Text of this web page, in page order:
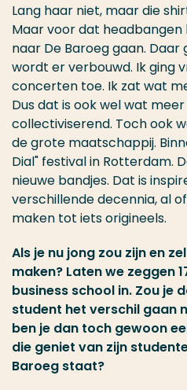
Lang haar niet, maar die
Maar voor dat headbangen
naar De Baroeg gaan.
wordt er verbouwd. Ik ging
concerten toe. Ik zat wat
Dus dat is ook wel wat
collectiviserend. Toch ook
de grote maatschappij.
Dial" festival in Rotterdam.
nieuwe bandjes. Dat is
verschillende decennia, al
maken tot iets origineels.
Als je nu jong zou zijn en
maken? Laten we zeggen
business school in. Zou je
student het verschil gaan
ben je dan toch gewoon
die geniet van zijn
Baroeg staat?